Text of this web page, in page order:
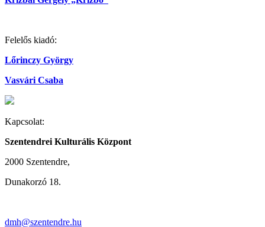
Felelős kiadó:
Lőrinczy György
Vasvári Csaba
Kapcsolat:
Szentendrei Kulturális Központ
2000 Szentendre,
Dunakorzó 18.
dmh@szentendre.hu